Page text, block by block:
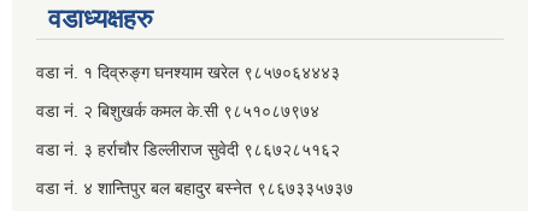
वडाध्यक्षहरु
वडा नं. १ दिव्रुङ्ग घनश्याम खरेल ९८५७०६४४४३
वडा नं. २ ‌‍बिशुखर्क कमल के.सी ९८५१०८७९७४
वडा नं. ३ हर्राचौर डिल्लीराज सुवेदी ९८६७२८५१६२
वडा नं. ४ शान्तिपुर बल बहादुर बस्नेत​ ९८६७३३५७३७